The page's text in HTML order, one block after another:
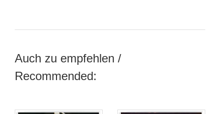
Auch zu empfehlen /
Recommended: